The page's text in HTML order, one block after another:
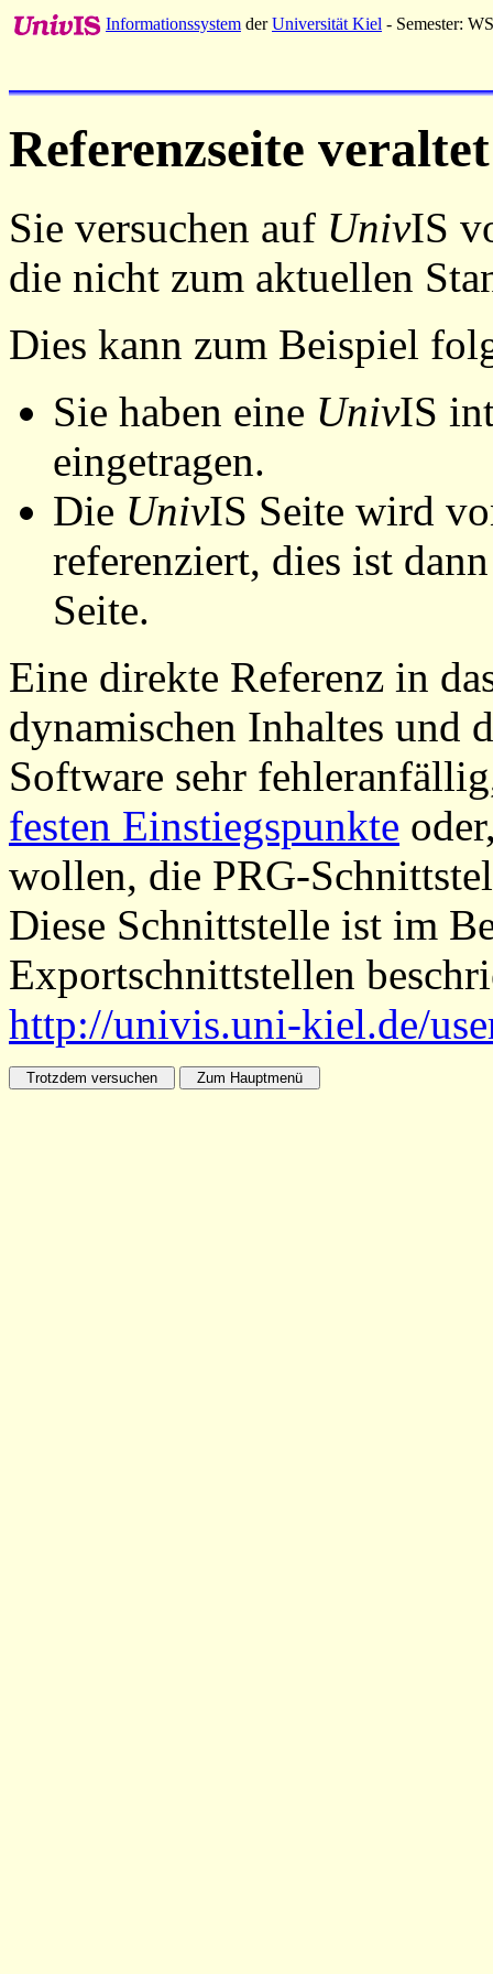
Informationssystem derUniversität Kiel - Semester:
Referenzseite veraltet
Sie versuchen auf UnivIS
die nicht zum aktuellen
Dies kann zum Beispiel
Sie haben eine UnivIS
eingetragen.
Die UnivIS Seite wird
referenziert, dies ist
Seite.
Eine direkte Referenz in
dynamischen Inhaltes und
Software sehr
festen Einstiegspunkte
wollen, die PRG-
Diese Schnittstelle ist im
Exportschnittstellen
http://univis.uni-kiel.de/